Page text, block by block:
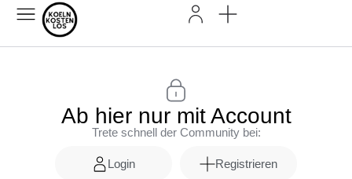
Ab hier nur mit Account
Trete schnell der Community bei:
Login Registrieren